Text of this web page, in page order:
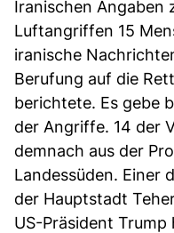
Iranischen Angaben
Luftangriffen 15
iranische
Berufung auf die
berichtete. Es gebe
der Angriffe. 14 der
demnach aus der
Landessüden. Einer
der Hauptstadt
US-Präsident